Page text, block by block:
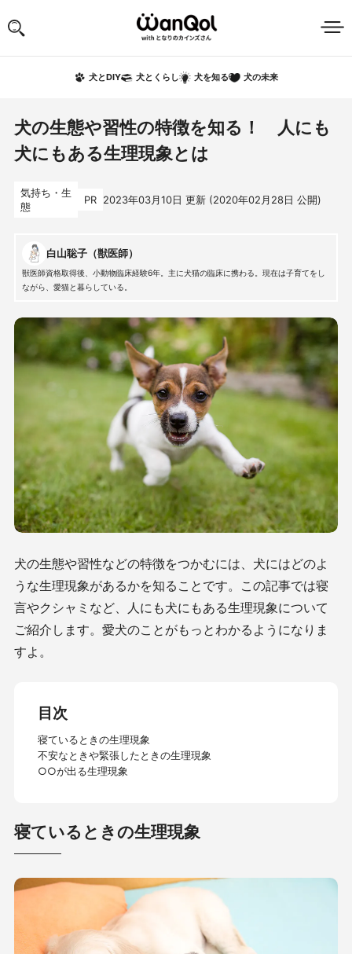
犬とDIY 犬とくらし 犬を知る 犬の未来
犬の生態や習性の特徴を知る！ 人にも
犬にもある生理現象とは
気持ち・生
態
PR 2023年03月10日 更新 (2020年02月28日 公開)
白山聡子（獣医師）
獣医師資格取得後、小動物臨床経験6年。主に犬猫の臨床に携わる。現在は子育てをし
ながら、愛猫と暮らしている。
犬の生態や習性などの特徴をつかむには、犬にはどのよ
うな生理現象があるかを知ることです。この記事では寝
言やクシャミなど、人にも犬にもある生理現象について
ご紹介します。愛犬のことがもっとわかるようになりま
すよ。
目次
寝ているときの生理現象
不安なときや緊張したときの生理現象
○○が出る生理現象
寝ているときの生理現象